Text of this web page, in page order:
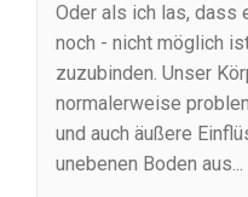
Oder als ich las, dass
noch - nicht möglich
zuzubinden. Unser
normalerweise
und auch äußere
unebenen Boden aus...